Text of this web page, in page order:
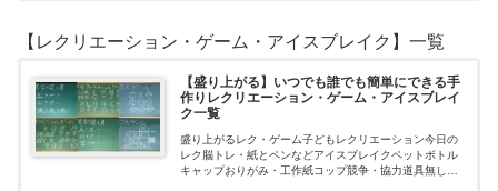
【レクリエーション・ゲーム・アイスブレイク】一覧
【盛り上がる】いつでも誰でも簡単にできる手
作りレクリエーション・ゲーム・アイスブレイ
ク一覧
盛り上がるレク・ゲーム子どもレクリエーション今日の
レク脳トレ・紙とペンなどアイスブレイクペットボトル
キャップおりがみ・工作紙コップ競争・協力道具無し・